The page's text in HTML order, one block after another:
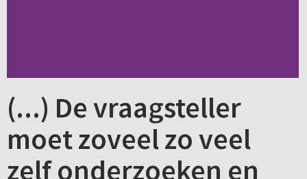
(...) De vraagsteller
moet zoveel zo veel
zelf onderzoeken en